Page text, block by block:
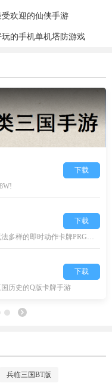
受欢迎的仙侠手游
玩的手机单机塔防游戏
下载
《魔兽三国》是一款策略灵活玩法多样的即时动作卡牌PRG游戏，
下载
国历史的Q版卡牌手游
下载
兵临三国BT版